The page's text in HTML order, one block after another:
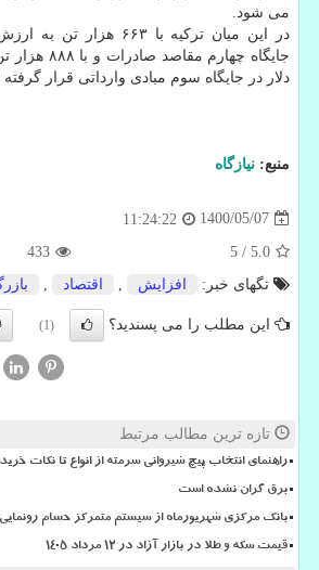
می شود.
جایگاه چهارم
دلار در جایگاه سوم مبادی وارداتی قرار
منبع: نیازگاه
1400/05/07
11:24:22
5.0
/
5
433
تگهای خبر:
افزایش اقتصاد
این مطلب را می پسندید؟ (1)
تازه ترین مطالب مرتبط
راهنمای انتخاب پیچ شیروانی سرمته از انواع تا نکات
برق گران نشده است
بانک مرکزی شهریورماه از سیستم متمرکز حسام
قیمت سکه و طلا در بازار آزاد در ۱۲ مرداد ۱۴۰۵